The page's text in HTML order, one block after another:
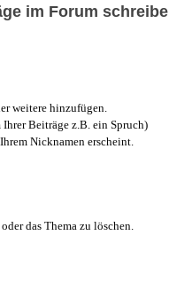
im Forum
weitere hinzufügen.
Beiträge z.B. ein Spruch)
Nicknamen erscheint.
das Thema zu löschen.